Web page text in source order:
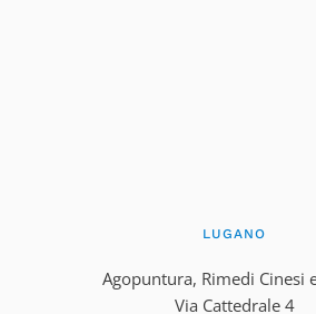
LUGANO
Agopuntura, Rimedi Cinesi
Via Cattedrale 4